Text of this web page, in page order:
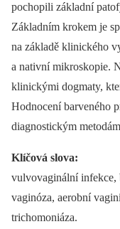
pochopili základní
Základním krokem je
na základě klinického
a nativní mikroskopie.
klinickými dogmaty,
Hodnocení barveného
diagnostickým
Klíčová slova:
vulvovaginální infekce,
vaginóza, aerobní
trichomoniáza.